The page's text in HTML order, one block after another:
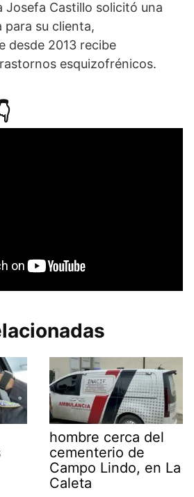
Josefa Castillo solicitó una
para su clienta,
desde 2013 recibe
esquizofrénicos.
hombre cerca del
cementerio de
Campo Lindo, en La
Caleta